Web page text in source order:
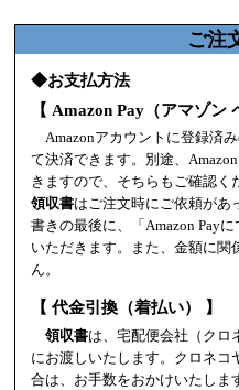
ご注
◆お支払方法
【 Amazon Pay（アマゾン
Amazonアカウントに登録済
て決済できます。別途、
きますので、そちらもご確認く
領収書はご注文時にご依頼があ
書きの最後に、「Amazon Pay
いただきます。また、金額に関
ん。
【 代金引換（着払い） 】
領収書は、宅配便会社（クロ
にお渡しいたします。クロネ
合は、お手数をおかけいたしま